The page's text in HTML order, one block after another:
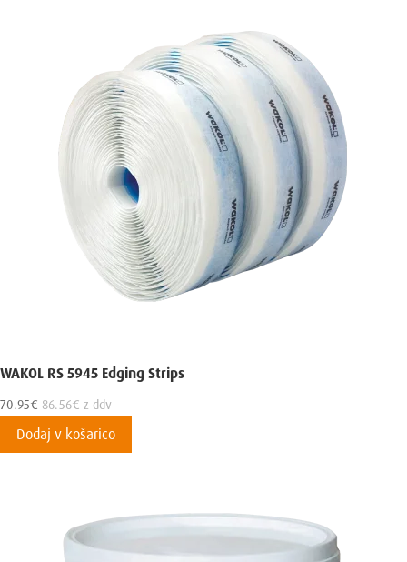
WAKOL RS 5945 Edging Strips
70.95€ 86.56€ z ddv
Dodaj v košarico